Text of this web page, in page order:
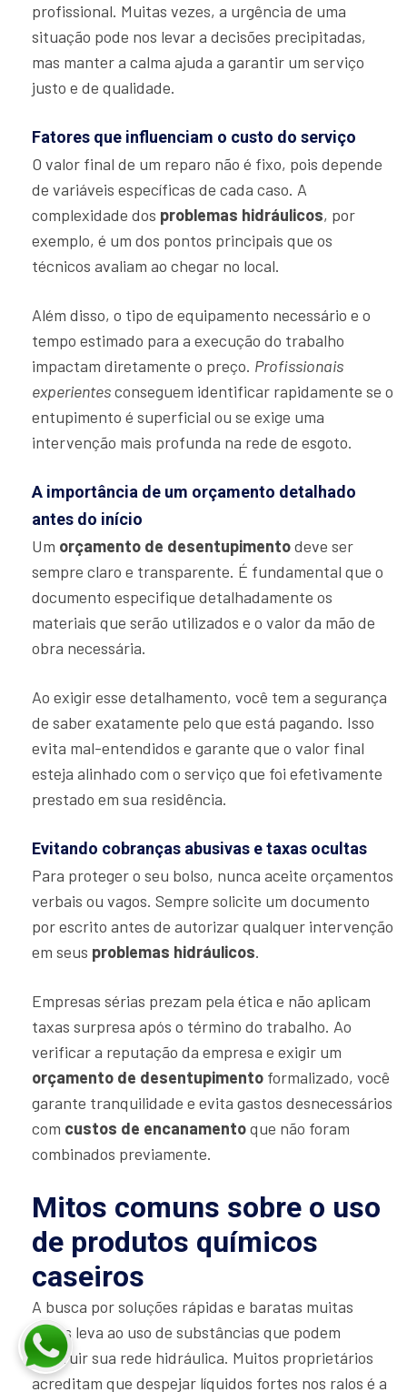
profissional. Muitas vezes, a urgência de uma
situação pode nos levar a decisões precipitadas,
mas manter a calma ajuda a garantir um serviço
justo e de qualidade.
Fatores que influenciam o custo do serviço
O valor final de um reparo não é fixo, pois depende
de variáveis específicas de cada caso. A
complexidade dos problemas hidráulicos, por
exemplo, é um dos pontos principais que os
técnicos avaliam ao chegar no local.
Além disso, o tipo de equipamento necessário e o
tempo estimado para a execução do trabalho
impactam diretamente o preço. Profissionais
experientesconseguem identificar rapidamente se o
entupimento é superficial ou se exige uma
intervenção mais profunda na rede de esgoto.
A importância de um orçamento detalhado
antes do início
Um orçamento de desentupimentodeve ser
sempre claro e transparente. É fundamental que o
documento especifique detalhadamente os
materiais que serão utilizados e o valor da mão de
obra necessária.
Ao exigir esse detalhamento, você tem a segurança
de saber exatamente pelo que está pagando. Isso
evita mal-entendidos e garante que o valor final
esteja alinhado com o serviço que foi efetivamente
prestado em sua residência.
Evitando cobranças abusivas e taxas ocultas
Para proteger o seu bolso, nunca aceite orçamentos
verbais ou vagos. Sempre solicite um documento
por escrito antes de autorizar qualquer intervenção
em seus problemas hidráulicos.
Empresas sérias prezam pela ética e não aplicam
taxas surpresa após o término do trabalho. Ao
verificar a reputação da empresa e exigir um
orçamento de desentupimento formalizado, você
garante tranquilidade e evita gastos desnecessários
com custos de encanamentoque não foram
combinados previamente.
Mitos comuns sobre o uso
de produtos químicos
caseiros
A busca por soluções rápidas e baratas muitas
vezes leva ao uso de substâncias que podem
destruir sua rede hidráulica. Muitos proprietários
acreditam que despejar líquidos fortes nos ralos é a